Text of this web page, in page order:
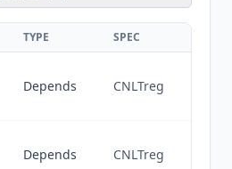
TYPE SPEC
Depends CNLTreg
Depends CNLTreg